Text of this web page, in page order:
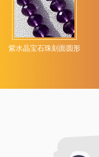
紫水晶宝石珠刻面圆形